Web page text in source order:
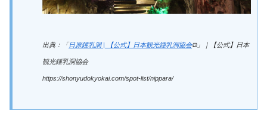
出典：「日原鍾乳洞 | 【公式】日本観光鍾乳洞協会⧉」｜【公式】日本
観光鍾乳洞協会
https://shonyudokyokai.com/spot-list/nippara/